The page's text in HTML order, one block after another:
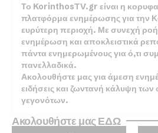
Το KorinthosTV.gr είναι η
πλατφόρμα ενημέρωσης για την
ευρύτερη περιοχή. Με συνεχή
ενημέρωση και αποκλειστικά
πάντα ενημερωμένους για ό,τι
πανελλαδικά.
Ακολουθήστε μας για άμεση
ειδήσεις και ζωντανή κάλυψη
γεγονότων.
Ακολουθήστε μας ΕΔΩ